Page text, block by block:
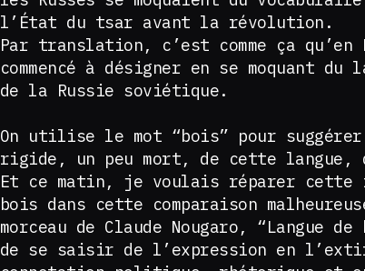
l’État du tsar avant la révolution.
Par translation, c’est comme ça qu’en
commencé à désigner en se moquant du
de la Russie soviétique.
On utilise le mot “bois” pour
rigide, un peu mort, de cette langue,
Et ce matin, je voulais réparer
bois dans cette comparaison
morceau de Claude Nougaro, “Langue
de se saisir de l’expression en